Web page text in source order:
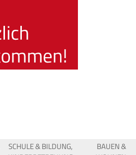
SCHULE & BILDUNG,
BAUEN &